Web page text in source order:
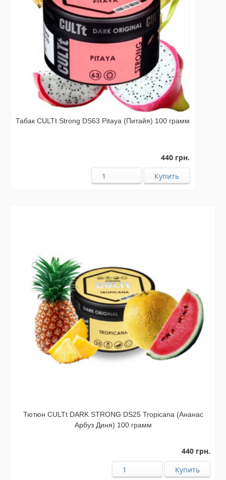
Табак CULTt Strong DS63 Pitaya (Питайя) 100 грамм
440 грн.
Тютюн CULTt DARK STRONG DS25 Tropicana (Ананас
Арбуз Диня) 100 грамм
440 грн.